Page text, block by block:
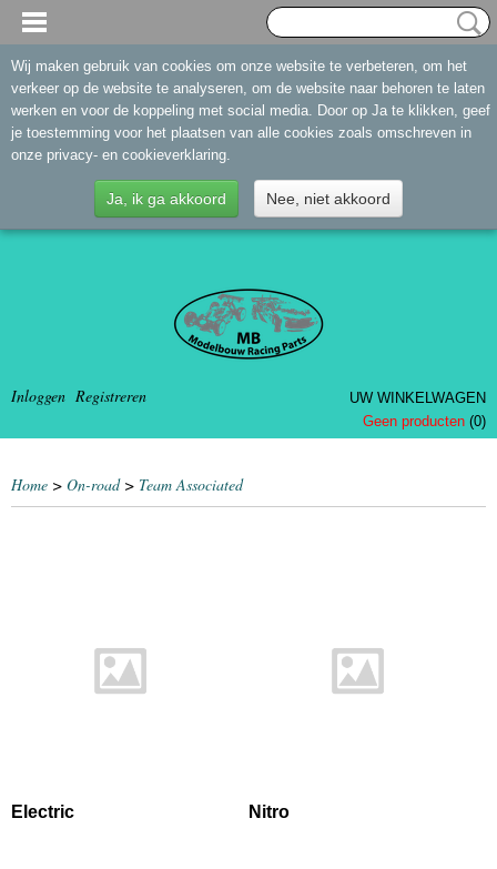
Inloggen Registreren
UW WINKELWAGEN
Geen producten (0)
Home > On-road> Team Associated
Electric Nitro
Wij maken gebruik van cookies om onze website te verbeteren, om het
verkeer op de website te analyseren, om de website naar behoren te laten
werken en voor de koppeling met social media. Door op Ja te klikken, geef
je toestemming voor het plaatsen van alle cookies zoals omschreven in
onze privacy- en cookieverklaring.
Ja, ik ga akkoord Nee, niet akkoord